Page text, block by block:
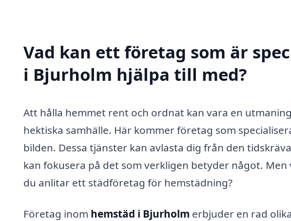
Vad kan ett företag som är
i Bjurholm hjälpa till med?
Att hålla hemmet rent och ordnat kan vara en
hektiska samhälle. Här kommer företag som
bilden. Dessa tjänster kan avlasta dig från den
kan fokusera på det som verkligen betyder något.
du anlitar ett städföretag för hemstädning?
Företag inom hemstäd i Bjurholm erbjuder en rad